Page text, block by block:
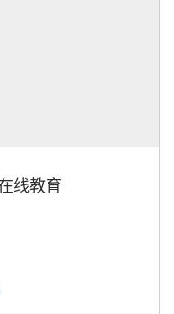
线教育